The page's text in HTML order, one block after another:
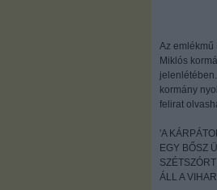
Az emlékmű
Miklós
kormány
felirat
'A
EGY BŐSZ
ÁLL A